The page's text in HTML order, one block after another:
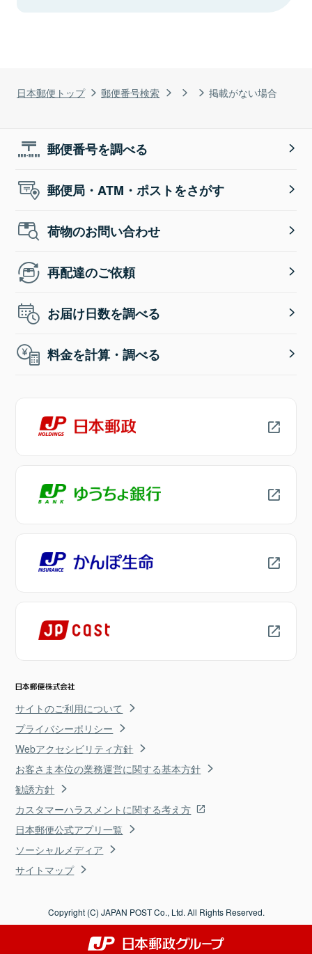
日本郵便トップ 郵便番号検索 掲載がない場合
郵便番号を調べる
郵便局・ATM・ポストをさがす
荷物のお問い合わせ
再配達のご依頼
お届け日数を調べる
料金を計算・調べる
サイトのご利用について
プライバシーポリシー
Webアクセシビリティ方針
お客さま本位の業務運営に関する基本方針
勧誘方針
カスタマーハラスメントに関する考え方
日本郵便公式アプリ一覧
ソーシャルメディア
サイトマップ
Copyright (C) JAPAN POST Co., Ltd. All Rights Reserved.